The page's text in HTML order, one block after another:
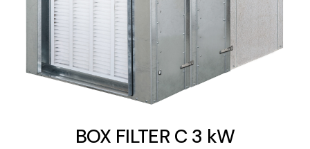
BOX FILTER C 3 kW